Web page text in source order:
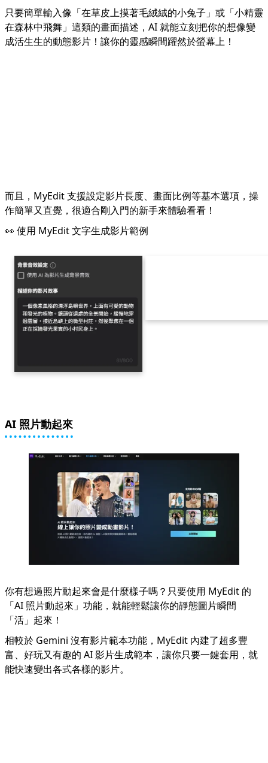
只要簡單輸入像「在草皮上摸著毛絨絨的小兔子」或「小精靈
在森林中飛舞」這類的畫面描述，AI 就能立刻把你的想像變
成活生生的動態影片！讓你的靈感瞬間躍然於螢幕上！
而且，MyEdit 支援設定影片長度、畫面比例等基本選項，操
作簡單又直覺，很適合剛入門的新手來體驗看看！
👀 使用 MyEdit 文字生成影片範例
AI 照片動起來
你有想過照片動起來會是什麼樣子嗎？只要使用 MyEdit 的
「AI 照片動起來 」功能，就能輕鬆讓你的靜態圖片瞬間
「活」起來！
相較於 Gemini 沒有影片範本功能，MyEdit 內建了超多豐
富、好玩又有趣的 AI 影片生成範本，讓你只要一鍵套用，就
能快速變出各式各樣的影片。